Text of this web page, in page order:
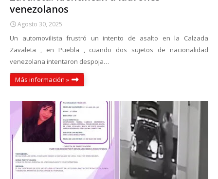
venezolanos
Agosto 30, 2025
Un automovilista frustró un intento de asalto en la Calzada
Zavaleta , en Puebla , cuando dos sujetos de nacionalidad
venezolana intentaron despoja…
Más información »